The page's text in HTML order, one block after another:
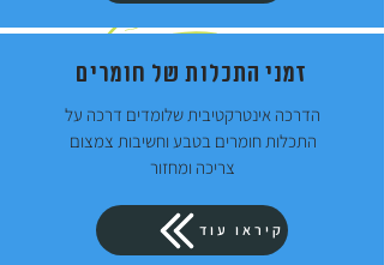
זמני התכלות של חומרים
הדרכה אינטרקטיבית שלומדים דרכה על
התכלות חומרים בטבע וחשיבות צמצום
צריכה ומחזור
קיראו עוד